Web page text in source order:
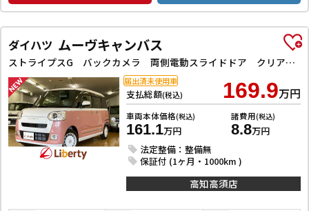
ダイハツ ムーヴキャンバス
ストライプスG バックカメラ 両側電動スライドドア クリアランスソナー 衝突被害軽減システム オートライト LEDヘッドランプ スマートキー アイドリングストップ 電動格納ミラー シートヒーター ベンチシート CVT
支払総額(税込) 169.9万円
車両本体価格(税込)
161.1万円
諸費用(税込)
8.8万円
法定整備：整備無
保証付 (1ヶ月・1000km )
届出済未使用車
高知高須店